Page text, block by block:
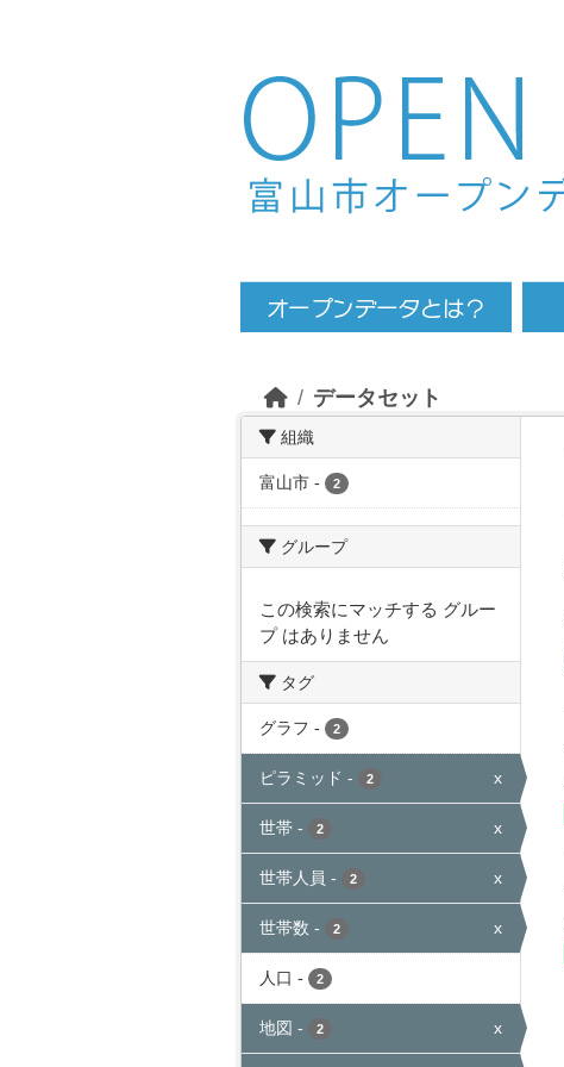
Skip to main content
データセット
組織
富山市 - 2
グループ
この検索にマッチする グルー
プ はありません
タグ
グラフ - 2
ピラミッド - 2 x
世帯 - 2 x
世帯人員 - 2 x
世帯数 - 2 x
人口 - 2
地図 - 2 x